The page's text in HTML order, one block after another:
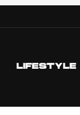
LIFESTYLE